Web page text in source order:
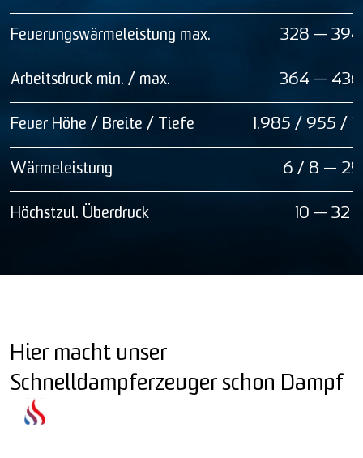
Feuerungswärmeleistung max. 328 — 394
Arbeitsdruck min. / max. 364 — 436
Feuer Höhe / Breite / Tiefe 1.985 / 955 /
Wärmeleistung 6 / 8 — 29
Höchstzul. Überdruck 10 — 32
Hier macht unser
Schnelldampferzeuger schon Dampf